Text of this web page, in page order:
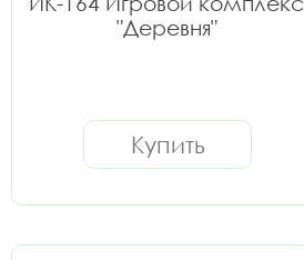
"Деревня"
Купить